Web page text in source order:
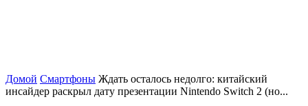
Домой Смартфоны Ждать осталось недолго: китайский
инсайдер раскрыл дату презентации Nintendo Switch 2 (но...